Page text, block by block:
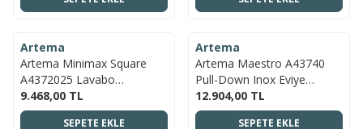
YENI
ÜCRETSIZ KARGO
Artema
Artema Minimax Square
A4372025 Lavabo
Bataryası, Fırçalı Altın
9.468,00 TL
SEPETE EKLE
YENI
ÜCRETSIZ KARGO
Artema
Artema Maestro A43740
Pull-Down Inox Eviye
Bataryası, Krom
12.904,00 TL
SEPETE EKLE